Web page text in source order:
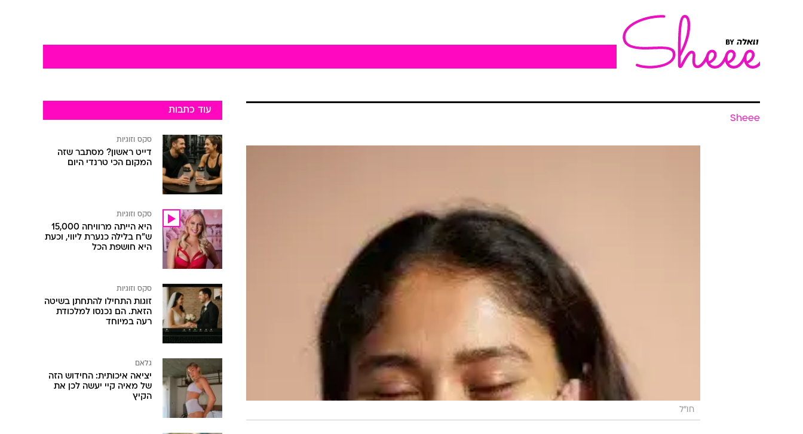
Sheee
חו"ל
עוד כתבות
סקס וזוגיות
דייט ראשון? מסתבר שזה
המקום הכי טרנדי היום
סקס וזוגיות
היא הייתה מרוויחה 15,000
ש"ח בלילה כנערת ליווי, וכעת
היא חושפת הכל
סקס וזוגיות
זוגות התחילו להתחתן בשיטה
הזאת. הם נכנסו למלכודת
רעה במיוחד
גלאם
יציאה איכותית: החידוש הזה
של מאיה קיי יעשה לכן את
הקיץ